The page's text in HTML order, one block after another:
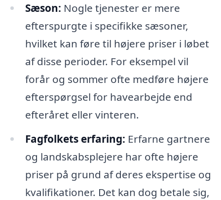
Sæson: Nogle tjenester er mere
efterspurgte i specifikke sæsoner,
hvilket kan føre til højere priser i løbet
af disse perioder. For eksempel vil
forår og sommer ofte medføre højere
efterspørgsel for havearbejde end
efteråret eller vinteren.
Fagfolkets erfaring: Erfarne gartnere
og landskabsplejere har ofte højere
priser på grund af deres ekspertise og
kvalifikationer. Det kan dog betale sig,